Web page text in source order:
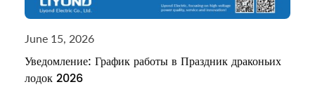
June 15, 2026
Уведомление: График работы в Праздник драконьих
лодок 2026